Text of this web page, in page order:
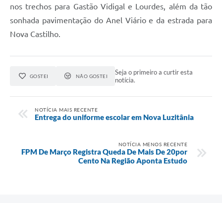
nos trechos para Gastão Vidigal e Lourdes, além da tão
sonhada pavimentação do Anel Viário e da estrada para
Nova Castilho.
GOSTEI NÃO GOSTEI
Seja o primeiro a curtir esta
notícia.
NOTÍCIA MAIS RECENTE
Entrega do uniforme escolar em Nova Luzitânia
NOTÍCIA MENOS RECENTE
FPM De Março Registra Queda De Mais De 20por
Cento Na Região Aponta Estudo